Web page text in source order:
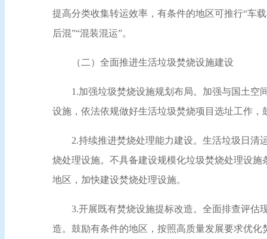
提高分类收集转运效率，有条件的地区可推行“车
后混”“混装混运”。
（二）全面推进生活垃圾焚烧设施建设
1.加强垃圾焚烧设施规划布局。加强与国土空
设施，依法依规做好生活垃圾焚烧项目选址工作
2.持续推进焚烧处理能力建设。生活垃圾日清
烧处理设施。不具备建设规模化垃圾焚烧处理设
地区，加快建设焚烧处理设施。
3.开展既有焚烧设施提标改造。全面排查评估
造。鼓励有条件的地区，按照高质量发展要求优